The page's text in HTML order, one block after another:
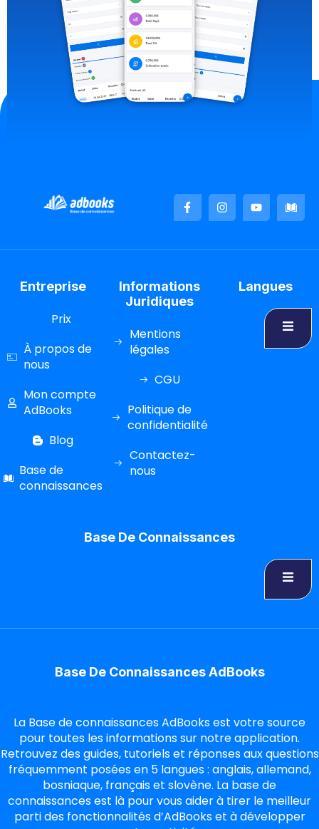
Entreprise
Prix
À propos de
nous
Mon compte
AdBooks
Blog
Base de
connaissances
Informations
Juridiques
Mentions
légales
CGU
Politique de
confidentialité
Contactez-
nous
Langues
Base De Connaissances
Base De Connaissances AdBooks
La Base de connaissances AdBooks est votre source
pour toutes les informations sur notre application.
Retrouvez des guides, tutoriels et réponses aux questions
fréquemment posées en 5 langues : anglais, allemand,
bosniaque, français et slovène. La base de
connaissances est là pour vous aider à tirer le meilleur
parti des fonctionnalités d’AdBooks et à développer